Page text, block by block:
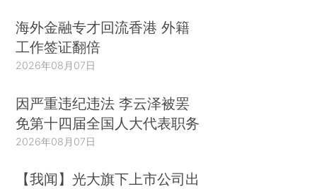
海外金融专才回流香港 外籍
工作签证翻倍
2026年08月07日
因严重违纪违法 李云泽被罢
免第十四届全国人大代表职务
2026年08月07日
【我闻】光大旗下上市公司出